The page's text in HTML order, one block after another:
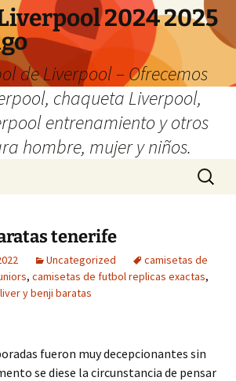
2024 2025
de Liverpool – Ofrecemos
chaqueta Liverpool,
entrenamiento y otros
hombre, mujer y niños.
Buscar:
tenerife
Uncategorized
camisetas de
, camisetas de futbol replicas exactas,
y benji baratas
fueron muy decepcionantes sin
se diese la circunstancia de pensar